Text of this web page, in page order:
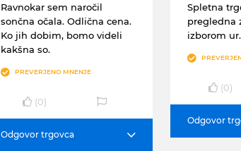
Ravnokar sem naročil
sončna očala. Odlična cena.
Ko jih dobim, bomo videli
kakšna so.
PREVERJENO MNENJE
(0)
Odgovor trgovca
Spletna
pregledna
izborom ur.
(0)
Odgovor